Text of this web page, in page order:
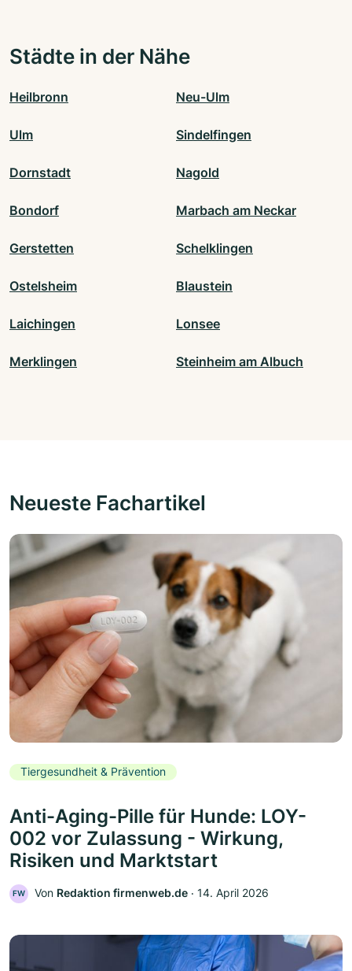
Städte in der Nähe
Heilbronn Neu-Ulm
Ulm Sindelfingen
Dornstadt Nagold
Bondorf Marbach am Neckar
Gerstetten Schelklingen
Ostelsheim Blaustein
Laichingen Lonsee
Merklingen Steinheim am Albuch
Neueste Fachartikel
Tiergesundheit & Prävention
Anti-Aging-Pille für Hunde: LOY-
002 vor Zulassung - Wirkung,
Risiken und Marktstart
FW Von Redaktion firmenweb.de ‧ 14. April 2026